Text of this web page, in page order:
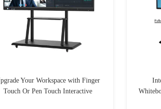
Your Workspace with Finger
Touch Or Pen Touch Interactive